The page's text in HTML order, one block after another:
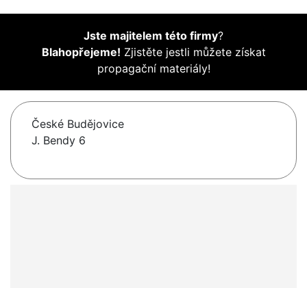
Jste majitelem této firmy?
Blahopřejeme! Zjistěte jestli můžete získat
propagační materiály!
České Budějovice
J. Bendy 6